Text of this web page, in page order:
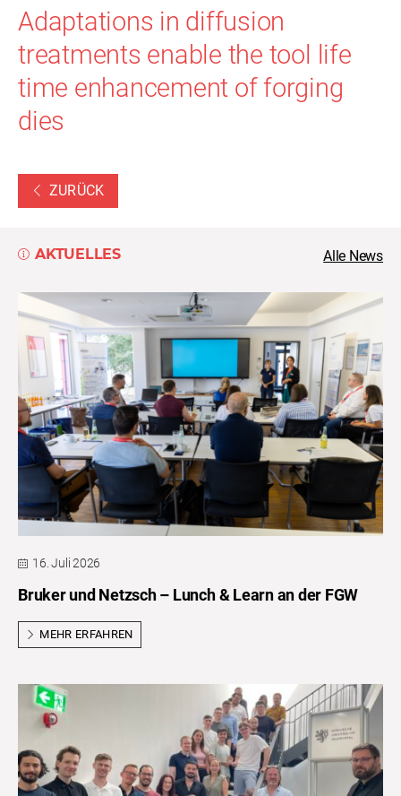
Adaptations in diffusion
treatments enable the tool life
time enhancement of forging
dies
ZURÜCK
AKTUELLES Alle News
16. Juli 2026
Bruker und Netzsch – Lunch & Learn an der FGW
MEHR ERFAHREN